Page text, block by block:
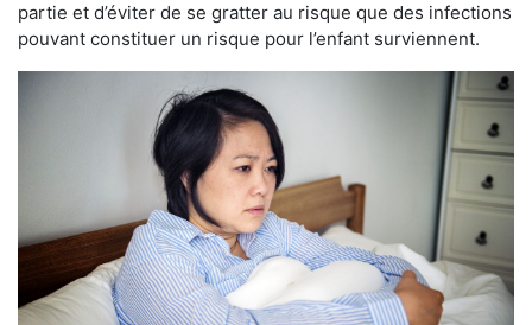
partie et d’éviter de se gratter au risque que des infections
pouvant constituer un risque pour l’enfant surviennent.